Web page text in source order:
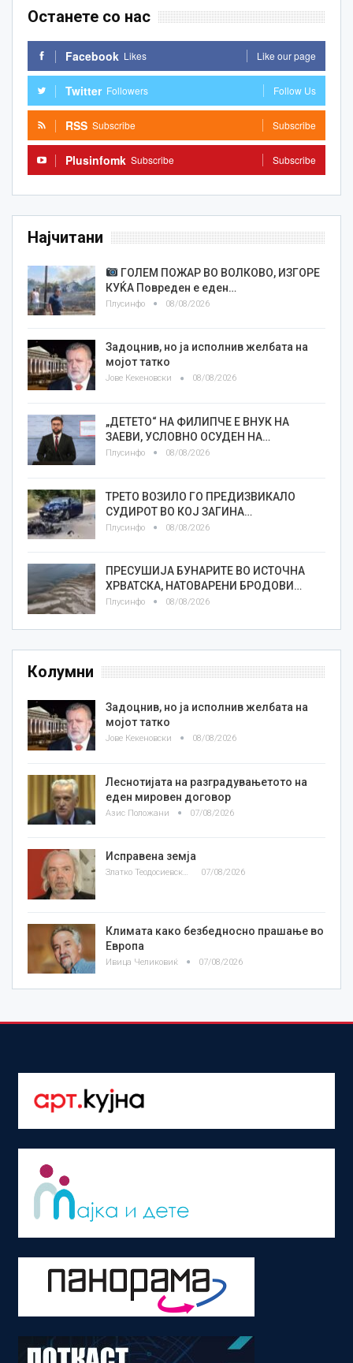
Останете со нас
Facebook Likes Like our page
Twitter Followers Follow Us
RSS Subscribe Subscribe
Plusinfomk Subscribe Subscribe
Најчитани
ГОЛЕМ ПОЖАР ВО ВОЛКОВО, ИЗГОРЕ
КУЌА Повреден е еден…
Плусинфо 08/08/2026
Задоцнив, но ја исполнив желбата на
мојот татко
Јове Кекеновски 08/08/2026
„ДЕТЕТО“ НА ФИЛИПЧЕ Е ВНУК НА
ЗАЕВИ, УСЛОВНО ОСУДЕН НА…
Плусинфо 08/08/2026
ТРЕТО ВОЗИЛО ГО ПРЕДИЗВИКАЛО
СУДИРОТ ВО КОЈ ЗАГИНА…
Плусинфо 08/08/2026
ПРЕСУШИЈА БУНАРИТЕ ВО ИСТОЧНА
ХРВАТСКА, НАТОВАРЕНИ БРОДОВИ…
Плусинфо 08/08/2026
Колумни
Задоцнив, но ја исполнив желбата на
мојот татко
Јове Кекеновски 08/08/2026
Леснотијата на разградувањетото на
еден мировен договор
Азис Положани 07/08/2026
Исправена земја
Златко Теодосиевски 07/08/2026
Климата како безбедносно прашање во
Европа
Ивица Челиковиќ 07/08/2026